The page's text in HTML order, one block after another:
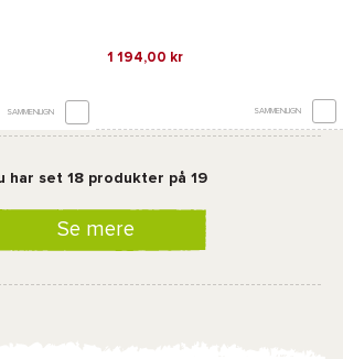
SAMMENLIGN
1 194,00 kr
SAMMENLIGN
har set 18 produkter på 19
Se mere